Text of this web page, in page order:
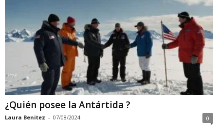
¿Quién posee la Antártida ?
Laura Benitez - 07/08/2024 0